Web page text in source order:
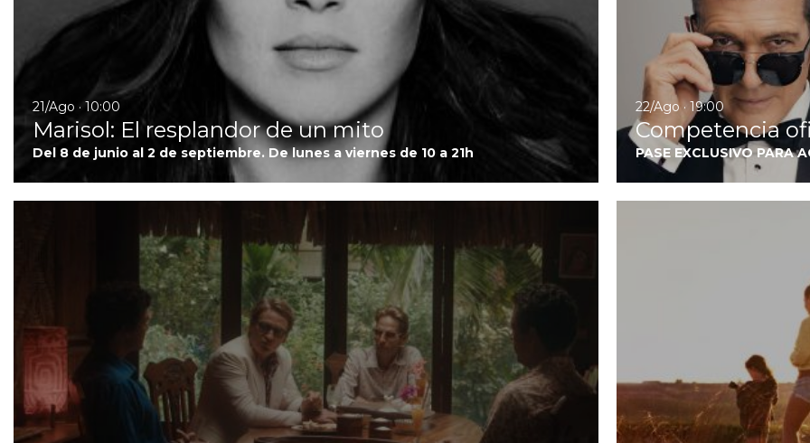
21/Ago · 10:00
Marisol: El resplandor de un mito
Del 8 de junio al 2 de septiembre. De lunes a viernes de 10 a 21h
22/Ago · 19:00
Competencia
PASE EXCLUSIVO PARA